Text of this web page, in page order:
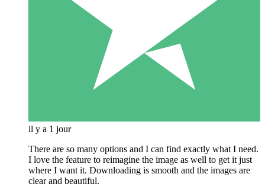
il y a 1 jour
There are so many options and I can find exactly what I need.
I love the feature to reimagine the image as well to get it just
where I want it. Downloading is smooth and the images are
clear and beautiful.